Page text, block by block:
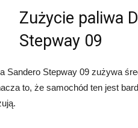
Zużycie paliwa
Stepway 09
Sandero Stepway 09 zużywa
to, że samochód ten jest